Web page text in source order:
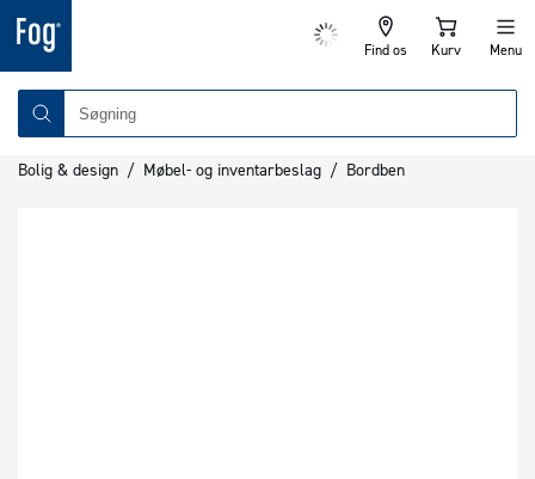
Find os Kurv Menu
Bolig & design / Møbel- og inventarbeslag / Bordben